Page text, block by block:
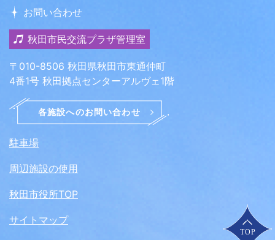
お問い合わせ
秋田市民交流プラザ管理室
〒010-8506 秋田県秋田市東通仲町
4番1号 秋田拠点センターアルヴェ1階
駐車場
周辺施設の使用
秋田市役所TOP
サイトマップ